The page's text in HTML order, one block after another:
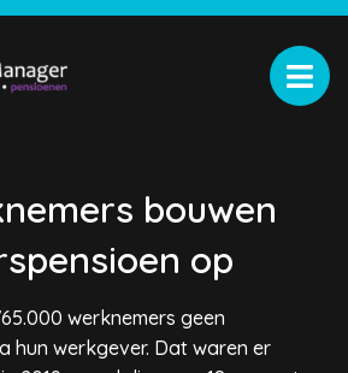
bouwen
op
werknemers geen
hun werkgever. Dat waren er